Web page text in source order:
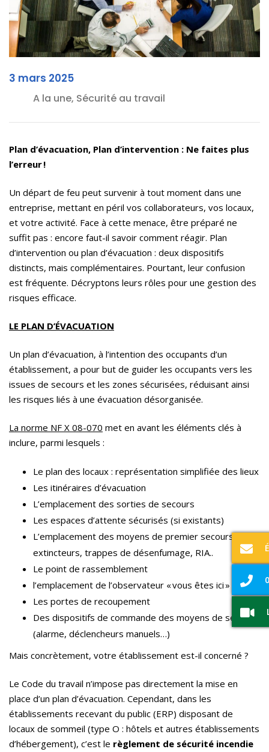
3 mars 2025
A la une, Sécurité au travail
Plan d’évacuation, Plan d’intervention : Ne faites plus
l’erreur!
Un départ de feu peut survenir à tout moment dans une
entreprise, mettant en péril vos collaborateurs, vos locaux,
et votre activité. Face à cette menace, être préparé ne
suffit pas : encore faut-il savoir comment réagir. Plan
d’intervention ou plan d’évacuation : deux dispositifs
distincts, mais complémentaires. Pourtant, leur confusion
est fréquente. Décryptons leurs rôles pour une gestion des
risques efficace.
LE PLAN D’ÉVACUATION
Un plan d’évacuation, à l’intention des occupants d’un
établissement, a pour but de guider les occupants vers les
issues de secours et les zones sécurisées, réduisant ainsi
les risques liés à une évacuation désorganisée.
La norme NF X 08-070 met en avant les éléments clés à
inclure, parmi lesquels :
Le plan des locaux : représentation simplifiée des lieux
Les itinéraires d’évacuation
L’emplacement des sorties de secours
Les espaces d’attente sécurisés (si existants)
L’emplacement des moyens de premier secours :
extincteurs, trappes de désenfumage, RIA..
Le point de rassemblement
l’emplacement de l’observateur « vous êtes ici »
Les portes de recoupement
Des dispositifs de commande des moyens de secours
(alarme, déclencheurs manuels…)
Mais concrètement, votre établissement est-il concerné ?
Le Code du travail n’impose pas directement la mise en
place d’un plan d’évacuation. Cependant, dans les
établissements recevant du public (ERP) disposant de
locaux de sommeil (type O : hôtels et autres établissements
d’hébergement), c’est le règlement de sécurité incendie